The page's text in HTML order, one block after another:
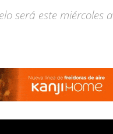
será este miércoles a